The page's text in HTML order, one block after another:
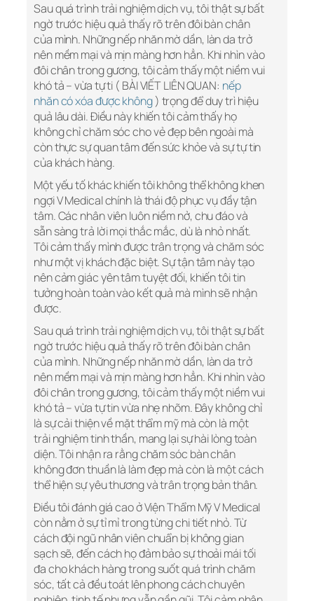
Sau quá trình trải nghiệm dịch vụ, tôi thật sự bất
ngờ trước hiệu quả thấy rõ trên đôi bàn chân
của mình. Những nếp nhăn mờ dần, làn da trở
nên mềm mại và mịn màng hơn hẳn. Khi nhìn vào
đôi chân trong gương, tôi cảm thấy một niềm vui
khó tả – vừa tự ti ( BÀI VIẾT LIÊN QUAN: nếp
nhăn có xóa được không) trọng để duy trì hiệu
quả lâu dài. Điều này khiến tôi cảm thấy họ
không chỉ chăm sóc cho vẻ đẹp bên ngoài mà
còn thực sự quan tâm đến sức khỏe và sự tự tin
của khách hàng.
Một yếu tố khác khiến tôi không thể không khen
ngợi V Medical chính là thái độ phục vụ đầy tận
tâm. Các nhân viên luôn niềm nở, chu đáo và
sẵn sàng trả lời mọi thắc mắc, dù là nhỏ nhất.
Tôi cảm thấy mình được trân trọng và chăm sóc
như một vị khách đặc biệt. Sự tận tâm này tạo
nên cảm giác yên tâm tuyệt đối, khiến tôi tin
tưởng hoàn toàn vào kết quả mà mình sẽ nhận
được.
Sau quá trình trải nghiệm dịch vụ, tôi thật sự bất
ngờ trước hiệu quả thấy rõ trên đôi bàn chân
của mình. Những nếp nhăn mờ dần, làn da trở
nên mềm mại và mịn màng hơn hẳn. Khi nhìn vào
đôi chân trong gương, tôi cảm thấy một niềm vui
khó tả – vừa tự tin vừa nhẹ nhõm. Đây không chỉ
là sự cải thiện về mặt thẩm mỹ mà còn là một
trải nghiệm tinh thần, mang lại sự hài lòng toàn
diện. Tôi nhận ra rằng chăm sóc bàn chân
không đơn thuần là làm đẹp mà còn là một cách
thể hiện sự yêu thương và trân trọng bản thân.
Điều tôi đánh giá cao ở Viện Thẩm Mỹ V Medical
còn nằm ở sự tỉ mỉ trong từng chi tiết nhỏ. Từ
cách đội ngũ nhân viên chuẩn bị không gian
sạch sẽ, đến cách họ đảm bảo sự thoải mái tối
đa cho khách hàng trong suốt quá trình chăm
sóc, tất cả đều toát lên phong cách chuyên